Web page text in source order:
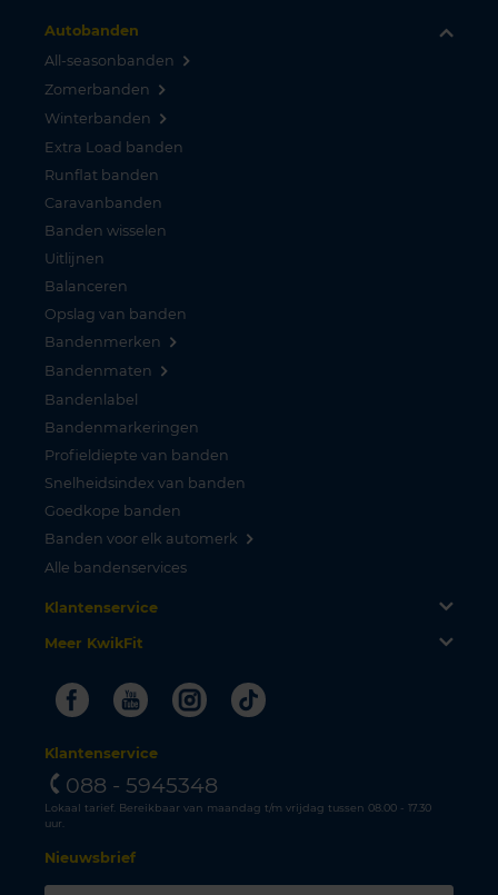
Autobanden
All-seasonbanden
Zomerbanden
Winterbanden
Extra Load banden
Runflat banden
Caravanbanden
Banden wisselen
Uitlijnen
Balanceren
Opslag van banden
Bandenmerken
Bandenmaten
Bandenlabel
Bandenmarkeringen
Profieldiepte van banden
Snelheidsindex van banden
Goedkope banden
Banden voor elk automerk
Alle bandenservices
Klantenservice
Meer KwikFit
FacebookYoutubeInstagram
Tiktok
Klantenservice
088 - 5945348
Lokaal tarief. Bereikbaar van maandag t/m vrijdag tussen 08.00 - 17.30
uur.
Nieuwsbrief